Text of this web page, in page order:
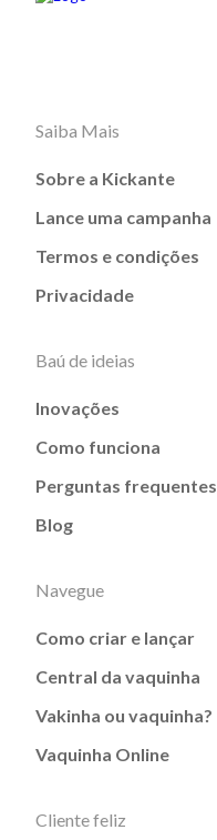
Saiba Mais
Sobre a Kickante
Lance uma campanha
Termos e condições
Privacidade
Baú de ideias
Inovações
Como funciona
Perguntas frequentes
Blog
Navegue
Como criar e lançar
Central da vaquinha
Vakinha ou vaquinha?
Vaquinha Online
Cliente feliz